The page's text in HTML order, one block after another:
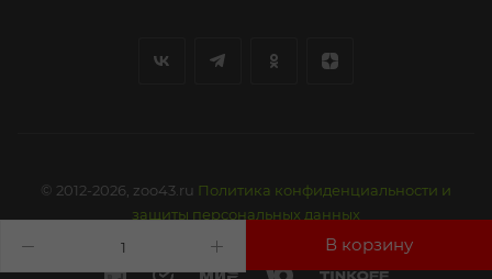
© 2012-2026, zoo43.ru Политика конфиденциальности и
защиты персональных данных